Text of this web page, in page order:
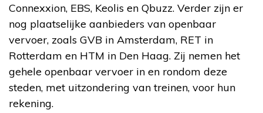
Connexxion, EBS, Keolis en Qbuzz. Verder zijn er
nog plaatselijke aanbieders van openbaar
vervoer, zoals GVB in Amsterdam, RET in
Rotterdam en HTM in Den Haag. Zij nemen het
gehele openbaar vervoer in en rondom deze
steden, met uitzondering van treinen, voor hun
rekening.